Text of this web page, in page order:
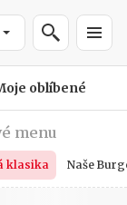
oblíbené
menu
klasika Naše